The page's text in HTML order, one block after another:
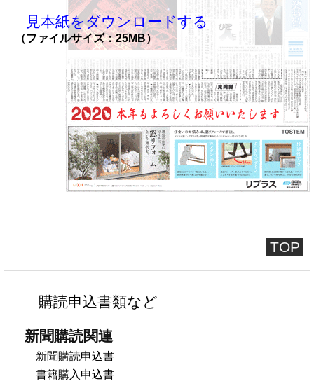
見本紙をダウンロードする
（ファイルサイズ：25MB）
TOP
購読申込書類など
新聞購読関連
新聞購読申込書
書籍購入申込書